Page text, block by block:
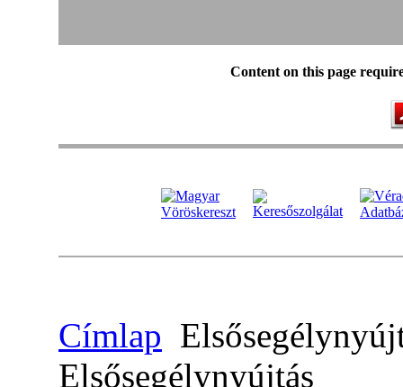
Content on this page
Címlap
Elsősegélynyújtás